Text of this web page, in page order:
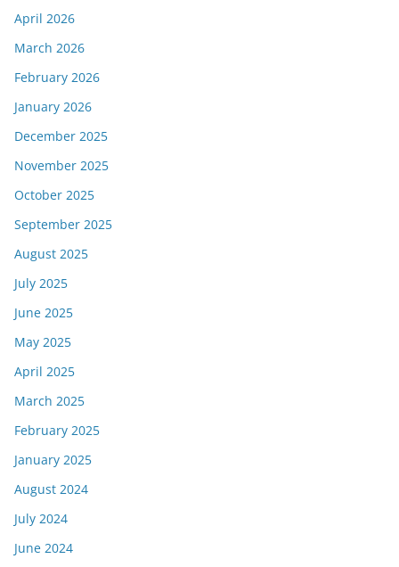
April 2026
March 2026
February 2026
January 2026
December 2025
November 2025
October 2025
September 2025
August 2025
July 2025
June 2025
May 2025
April 2025
March 2025
February 2025
January 2025
August 2024
July 2024
June 2024